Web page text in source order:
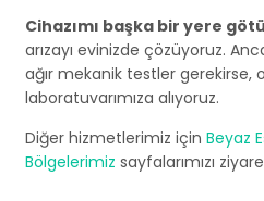
Cihazımı başka bir yere
arızayı evinizde çözüyoruz.
ağır mekanik testler gerekirse,
laboratuvarımıza alıyoruz.
Diğer hizmetlerimiz için Beyaz
Bölgelerimiz sayfalarımızı